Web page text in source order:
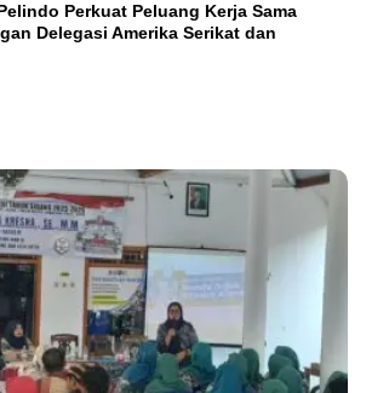
Perkuat Peluang Kerja Sama
Delegasi Amerika Serikat dan